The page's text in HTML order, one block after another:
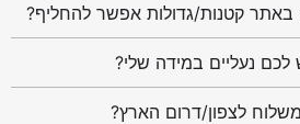
באתר קטנות/גדולות אפשר להחליף?
לצפון/דרום הארץ?